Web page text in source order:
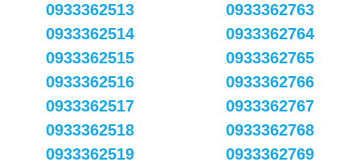
0933362513
0933362514
0933362515
0933362516
0933362517
0933362518
0933362519
0933362763
0933362764
0933362765
0933362766
0933362767
0933362768
0933362769